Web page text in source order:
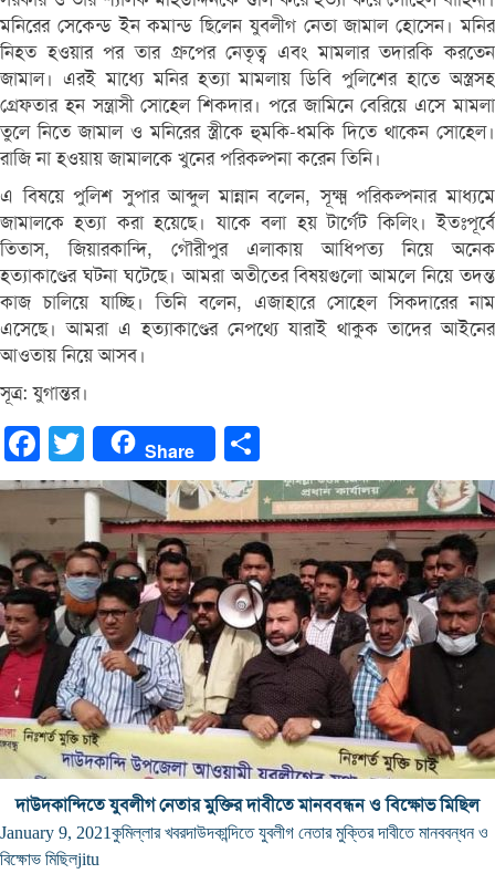
মনিরের সেকেন্ড ইন কমান্ড ছিলেন যুবলীগ নেতা জামাল হোসেন। মনির
নিহত হওয়ার পর তার গ্রুপের নেতৃত্ব এবং মামলার তদারকি করতেন
জামাল। এরই মাধ্যে মনির হত্যা মামলায় ডিবি পুলিশের হাতে অস্ত্রসহ
গ্রেফতার হন সন্ত্রাসী সোহেল শিকদার। পরে জামিনে বেরিয়ে এসে মামলা
তুলে নিতে জামাল ও মনিরের স্ত্রীকে হুমকি-ধমকি দিতে থাকেন সোহেল।
রাজি না হওয়ায় জামালকে খুনের পরিকল্পনা করেন তিনি।
এ বিষয়ে পুলিশ সুপার আব্দুল মান্নান বলেন, সূক্ষ্ম পরিকল্পনার মাধ্যমে
জামালকে হত্যা করা হয়েছে। যাকে বলা হয় টার্গেট কিলিং। ইতঃপূর্বে
তিতাস, জিয়ারকান্দি, গৌরীপুর এলাকায় আধিপত্য নিয়ে অনেক
হত্যাকাণ্ডের ঘটনা ঘটেছে। আমরা অতীতের বিষয়গুলো আমলে নিয়ে তদন্ত
কাজ চালিয়ে যাচ্ছি। তিনি বলেন, এজাহারে সোহেল সিকদারের নাম
এসেছে। আমরা এ হত্যাকাণ্ডের নেপথ্যে যারাই থাকুক তাদের আইনের
আওতায় নিয়ে আসব।
সূত্র: যুগান্তর।
FacebookTwitter Share
দাউদকান্দিতে যুবলীগ নেতার মুক্তির দাবীতে মানববন্ধন ও বিক্ষোভ মিছিল
January 9, 2021কুমিল্লার খবরদাউদকান্দিতে যুবলীগ নেতার মুক্তির দাবীতে মানববন্ধন ও
বিক্ষোভ মিছিলjitu